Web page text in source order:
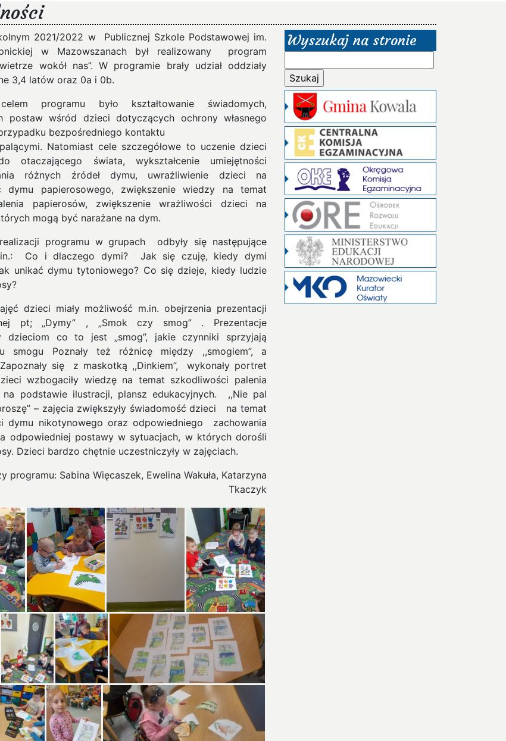
2021/2022 w Publicznej Szkole Podstawowej im.
w Mazowszanach był realizowany program
wokół nas”. W programie brały udział oddziały
3,4 latów oraz 0a i 0b.
programu było kształtowanie świadomych,
postaw wśród dzieci dotyczących ochrony własnego
bezpośredniego kontaktu
Natomiast cele szczegółowe to uczenie dzieci
otaczającego świata, wykształcenie umiejętności
różnych źródeł dymu, uwrażliwienie dzieci na
dymu papierosowego, zwiększenie wiedzy na temat
papierosów, zwiększenie wrażliwości dzieci na
mogą być narażane na dym.
programu w grupach odbyły się następujące
Co i dlaczego dymi? Jak się czuję, kiedy dymi
unikać dymu tytoniowego? Co się dzieje, kiedy ludzie
dzieci miały możliwość m.in. obejrzenia prezentacji
pt; „Dymy” , „Smok czy smog” . Prezentacje
dzieciom co to jest „smog”, jakie czynniki sprzyjają
smogu Poznały też różnicę między ,,smogiem”, a
Zapoznały się z maskotką ,,Dinkiem”, wykonały portret
wzbogaciły wiedzę na temat szkodliwości palenia
na podstawie ilustracji, plansz edukacyjnych. ,,Nie pal
– zajęcia zwiększyły świadomość dzieci na temat
dymu nikotynowego oraz odpowiedniego zachowania
odpowiedniej postawy w sytuacjach, w których dorośli
Dzieci bardzo chętnie uczestniczyły w zajęciach.
programu: Sabina Więcaszek, Ewelina Wakuła, Katarzyna
Tkaczyk
Wyszukaj na stronie